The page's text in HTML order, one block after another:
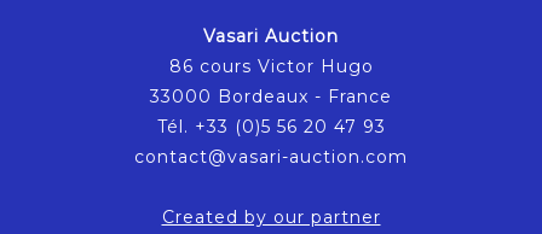
Vasari Auction
86 cours Victor Hugo
33000 Bordeaux - France
Tél. +33 (0)5 56 20 47 93
contact@vasari-auction.com
Created by our partner